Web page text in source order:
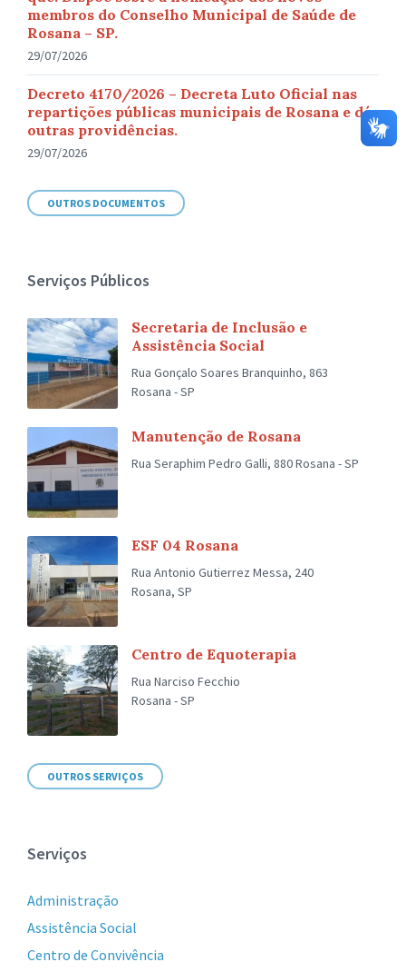
membros do Conselho Municipal de Saúde de
Rosana – SP.
29/07/2026
Decreto 4170/2026 – Decreta Luto Oficial nas
repartições públicas municipais de Rosana e dá
outras providências.
29/07/2026
OUTROS DOCUMENTOS
Serviços Públicos
Secretaria de Inclusão e
Assistência Social
Rua Gonçalo Soares Branquinho, 863
Rosana - SP
Manutenção de Rosana
Rua Seraphim Pedro Galli, 880 Rosana - SP
ESF 04 Rosana
Rua Antonio Gutierrez Messa, 240
Rosana, SP
Centro de Equoterapia
Rua Narciso Fecchio
Rosana - SP
OUTROS SERVIÇOS
Serviços
Administração
Assistência Social
Centro de Convivência